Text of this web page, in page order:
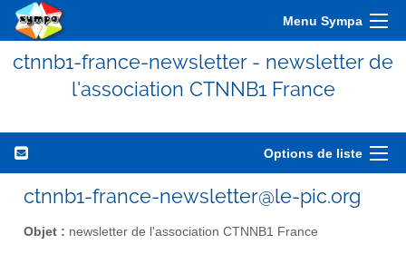
Menu Sympa
ctnnb1-france-newsletter - newsletter de
l'association CTNNB1 France
Options de liste
ctnnb1-france-newsletter@le-pic.org
Objet : newsletter de l'association CTNNB1 France